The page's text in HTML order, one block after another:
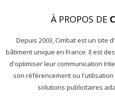
À PROPOS DE
Depuis 2003, Cimbat est un site
bâtiment unique en France. Il est
d'optimiser leur communication
son référencement ou
solutions publicitaires